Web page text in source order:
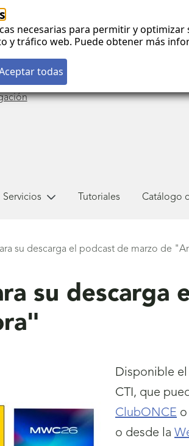
necesarias para permitir y
y tráfico web. Puede obtener más
Servicios Tutoriales Catálogo
su descarga el podcast de marzo de
su descarga
Disponible
CTI, que
ClubONCE
o desde la